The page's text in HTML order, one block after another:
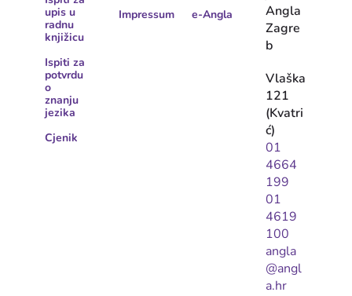
upis u
radnu
knjižicu
Ispiti za
potvrdu
o
znanju
jezika
Cjenik
Impressum
e-Angla
Angla
Zagre
b
Vlaška
121
(Kvatri
ć)
01
4664
199
01
4619
100
angla
@angl
a.hr